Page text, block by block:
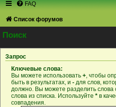
FAQ
Список форумов
Поиск
Запрос
Ключевые слова:
Вы можете использовать +, чтобы
быть в результатах, и - для слов,
должно. Вы можете разделить слова
слова из списка. Используйте * в
совпадения.